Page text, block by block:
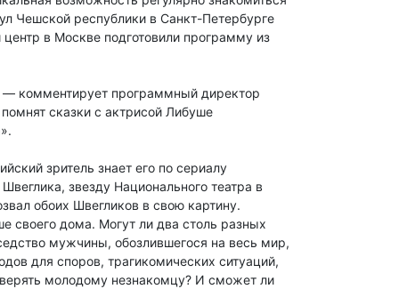
Чешской республики в Санкт-Петербурге
в Москве подготовили программу из
— комментирует программный директор
сказки с актрисой Либуше
зритель знает его по сериалу
звезду Национального театра в
обоих Швегликов в свою картину.
своего дома. Могут ли два столь разных
мужчины, обозлившегося на весь мир,
для споров, трагикомических ситуаций,
молодому незнакомцу? И сможет ли